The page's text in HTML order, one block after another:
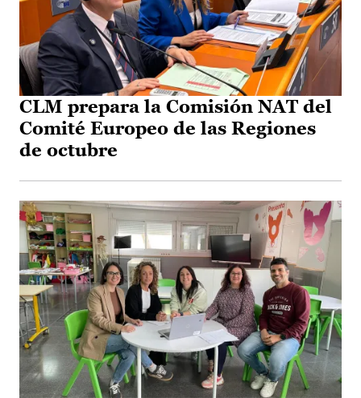
CLM prepara la Comisión NAT del
Comité Europeo de las Regiones
de octubre